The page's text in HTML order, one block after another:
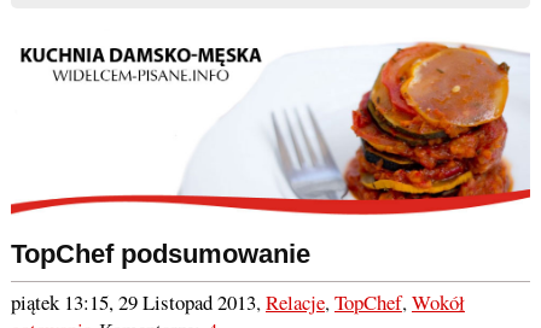
TopChef podsumowanie
piątek 13:15, 29 Listopad 2013,Relacje,TopChef,Wokół